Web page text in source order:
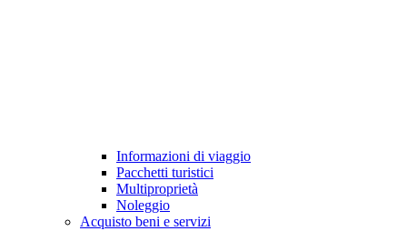
Informazioni di viaggio
Pacchetti turistici
Multiproprietà
Noleggio
Acquisto beni e servizi